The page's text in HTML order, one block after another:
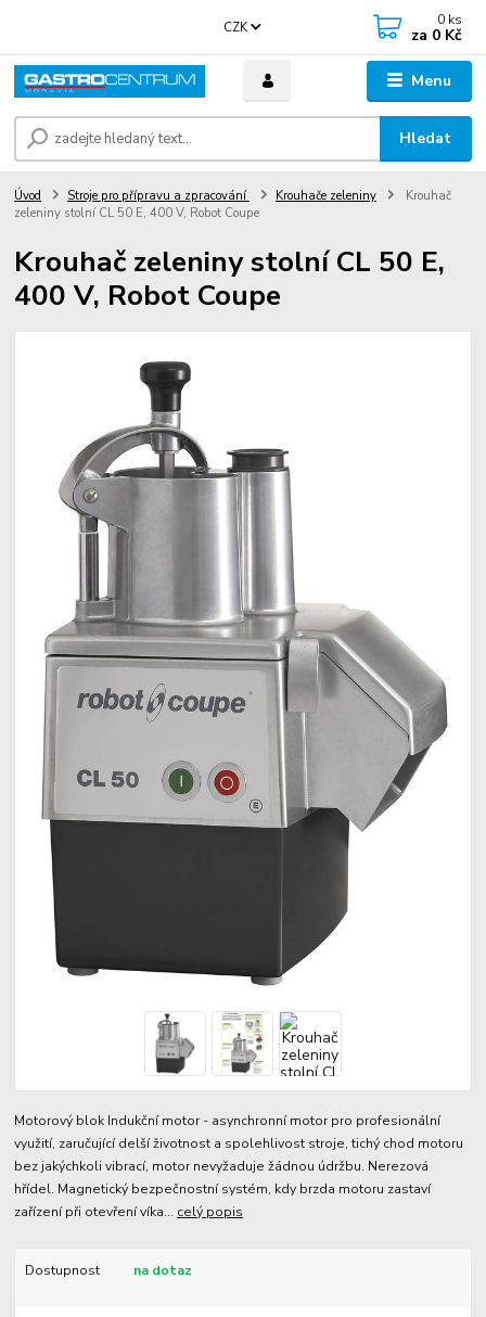
Menu
CZK
Hledat
0 ks
za 0 Kč
Úvod Stroje pro přípravu a zpracování Krouhače zeleniny
Krouhač
zeleniny stolní CL 50 E, 400 V, Robot Coupe
Krouhač zeleniny stolní CL 50 E,
400 V, Robot Coupe
Motorový blok Indukční motor - asynchronní motor pro profesionální
využití, zaručující delší životnost a spolehlivost stroje, tichý chod motoru
bez jakýchkoli vibrací, motor nevyžaduje žádnou údržbu. Nerezová
hřídel. Magnetický bezpečnostní systém, kdy brzda motoru zastaví
zařízení při otevření víka... celý popis
Dostupnost na dotaz